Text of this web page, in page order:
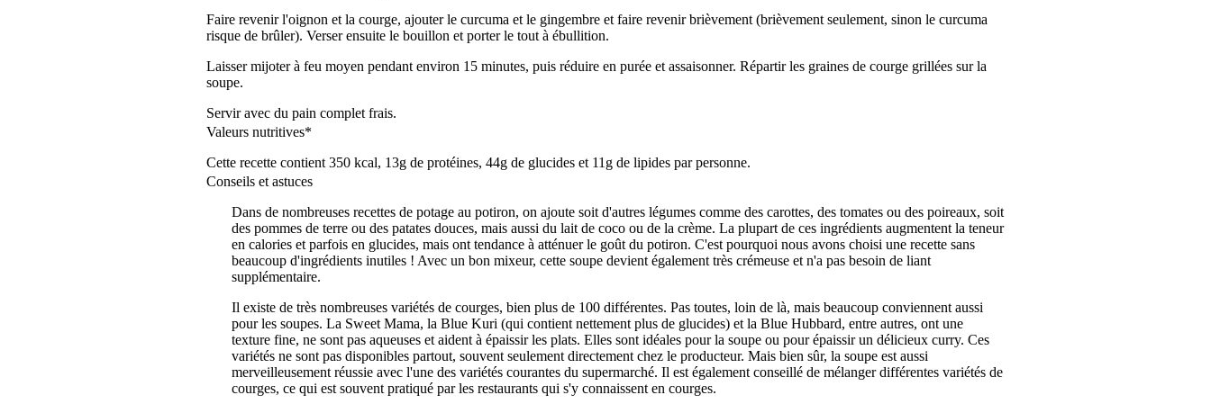
Faire revenir l'oignon et la courge, ajouter le curcuma et le gingembre et faire revenir brièvement (brièvement seulement, sinon le curcuma
risque de brûler). Verser ensuite le bouillon et porter le tout à ébullition.
Laisser mijoter à feu moyen pendant environ 15 minutes, puis réduire en purée et assaisonner. Répartir les graines de courge grillées sur la
soupe.
Servir avec du pain complet frais.
Valeurs nutritives*
Cette recette contient 350 kcal, 13g de protéines, 44g de glucides et 11g de lipides par personne.
Conseils et astuces
Dans de nombreuses recettes de potage au potiron, on ajoute soit d'autres légumes comme des carottes, des tomates ou des poireaux, soit
des pommes de terre ou des patates douces, mais aussi du lait de coco ou de la crème. La plupart de ces ingrédients augmentent la teneur
en calories et parfois en glucides, mais ont tendance à atténuer le goût du potiron. C'est pourquoi nous avons choisi une recette sans
beaucoup d'ingrédients inutiles ! Avec un bon mixeur, cette soupe devient également très crémeuse et n'a pas besoin de liant
supplémentaire.
Il existe de très nombreuses variétés de courges, bien plus de 100 différentes. Pas toutes, loin de là, mais beaucoup conviennent aussi
pour les soupes. La Sweet Mama, la Blue Kuri (qui contient nettement plus de glucides) et la Blue Hubbard, entre autres, ont une
texture fine, ne sont pas aqueuses et aident à épaissir les plats. Elles sont idéales pour la soupe ou pour épaissir un délicieux curry. Ces
variétés ne sont pas disponibles partout, souvent seulement directement chez le producteur. Mais bien sûr, la soupe est aussi
merveilleusement réussie avec l'une des variétés courantes du supermarché. Il est également conseillé de mélanger différentes variétés de
courges, ce qui est souvent pratiqué par les restaurants qui s'y connaissent en courges.